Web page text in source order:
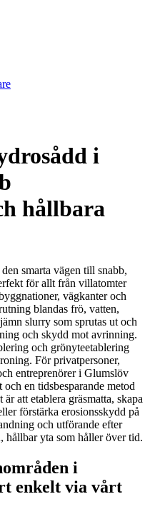
i
hållbara
smarta vägen till snabb,
för allt från villatomter
vägkanter och
blandas frö, vatten,
slurry som sprutas ut och
och skydd mot avrinning.
och grönyteetablering
För privatpersoner,
entreprenörer i Glumslöv
en tidsbesparande metod
att etablera gräsmatta, skapa
förstärka erosionsskydd på
och utförande efter
hållbar yta som håller över tid.
i
enkelt via vårt